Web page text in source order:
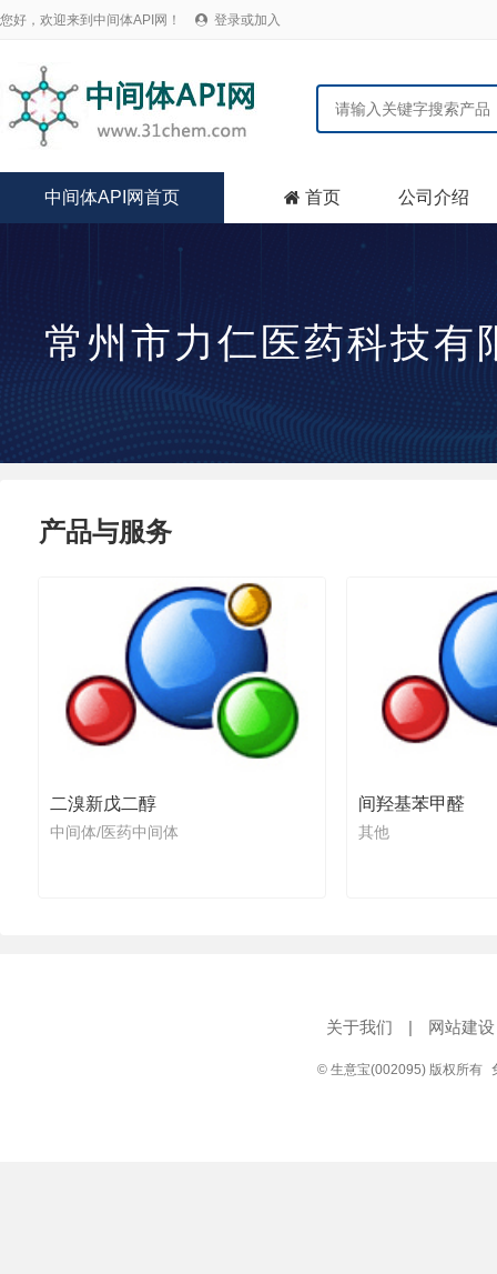
您好，欢迎来到中间体API网！  登录或加入
中间体API网首页  首页 公司介绍
常州市力仁医药科技有
产品与服务
二溴新戊二醇
中间体/医药中间体
间羟基苯甲醛
其他
关于我们 | 网站建设
© 生意宝(002095) 版权所有